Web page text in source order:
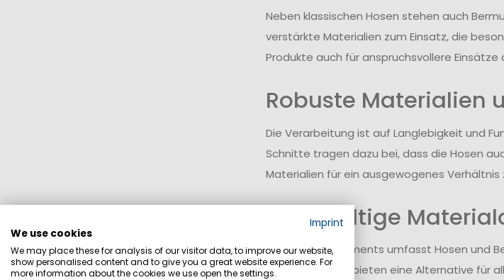
Neben klassischen Hosen stehen auch
verstärkte Materialien zum Einsatz, die
Produkte auch für anspruchsvollere Einsätze
Robuste Materialien
Die Verarbeitung ist auf Langlebigkeit und
Schnitte tragen dazu bei, dass die Hosen
Materialien für ein ausgewogenes
Nachhaltige
Ein Teil des Sortiments umfasst Hosen und
Diese Varianten bieten eine Alternative für
Imprint
We use cookies
We may place these for analysis of our visitor data, to improve our website,
show personalised content and to give you a great website experience. For
more information about the cookies we use open the settings.